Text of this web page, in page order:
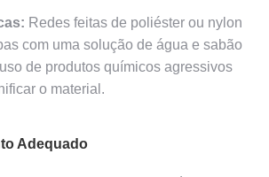
Redes feitas de poliéster ou nylon
com uma solução de água e sabão
de produtos químicos agressivos
o material.
Adequado